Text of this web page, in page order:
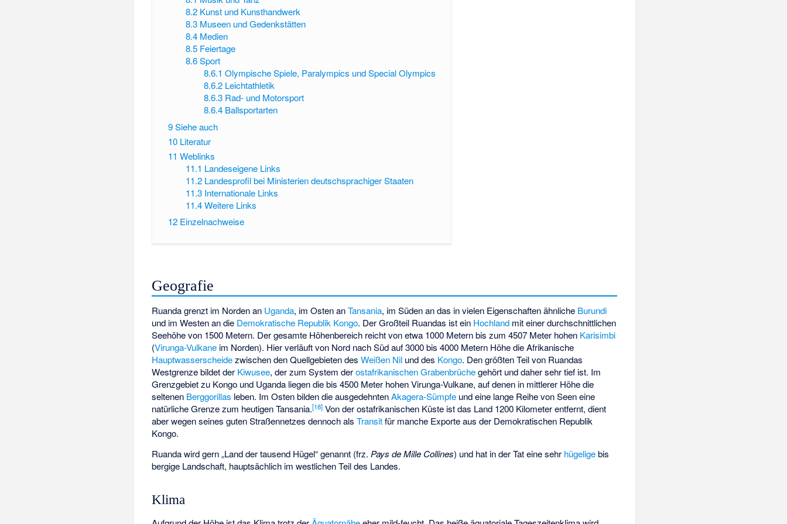
8.2 Kunst und Kunsthandwerk
8.3 Museen und Gedenkstätten
8.4 Medien
8.5 Feiertage
8.6 Sport
8.6.1 Olympische Spiele, Paralympics und Special Olympics
8.6.2 Leichtathletik
8.6.3 Rad- und Motorsport
8.6.4 Ballsportarten
9Siehe auch
10 Literatur
11 Weblinks
11.1 Landeseigene Links
11.2 Landesprofil bei Ministerien deutschsprachiger Staaten
11.3 Internationale Links
11.4 Weitere Links
12 Einzelnachweise
Geografie
Ruanda grenzt im Norden an Uganda, im Osten anTansania, im Süden an das in vielen Eigenschaften ähnliche Burundi
und im Westen an die Demokratische Republik Kongo. Der Großteil Ruandas ist ein Hochland mit einer durchschnittlichen
Seehöhe von 1500 Metern. Der gesamte Höhenbereich reicht von etwa 1000 Metern bis zum 4507 Meter hohen Karisimbi
(Virunga-Vulkane im Norden). Hier verläuft von Nord nach Süd auf 3000 bis 4000 Metern Höhe die Afrikanische
Hauptwasserscheidezwischen den Quellgebieten desWeißen Nil und des Kongo. Den größten Teil von Ruandas
Westgrenze bildet der Kiwusee, der zum System derostafrikanischen Grabenbrüchegehört und daher sehr tief ist. Im
Grenzgebiet zu Kongo und Uganda liegen die bis 4500 Meter hohen Virunga-Vulkane, auf denen in mittlerer Höhe die
seltenen Berggorillas leben. Im Osten bilden die ausgedehntenAkagera-Sümpfe und eine lange Reihe von Seen eine
natürliche Grenze zum heutigen Tansania.[18] Von der ostafrikanischen Küste ist das Land 1200 Kilometer entfernt, dient
aber wegen seines guten Straßennetzes dennoch alsTransitfür manche Exporte aus der Demokratischen Republik
Kongo.
Ruanda wird gern „Land der tausend Hügel“ genannt (frz. Pays de Mille Collines) und hat in der Tat eine sehr hügeligebis
bergige Landschaft, hauptsächlich im westlichen Teil des Landes.
Klima